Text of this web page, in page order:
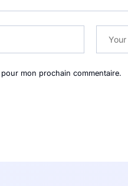
mon prochain commentaire.